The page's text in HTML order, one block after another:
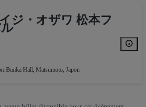
ジ・オザワ 松本フ
Bunka Hall, Matsumoto, Japon